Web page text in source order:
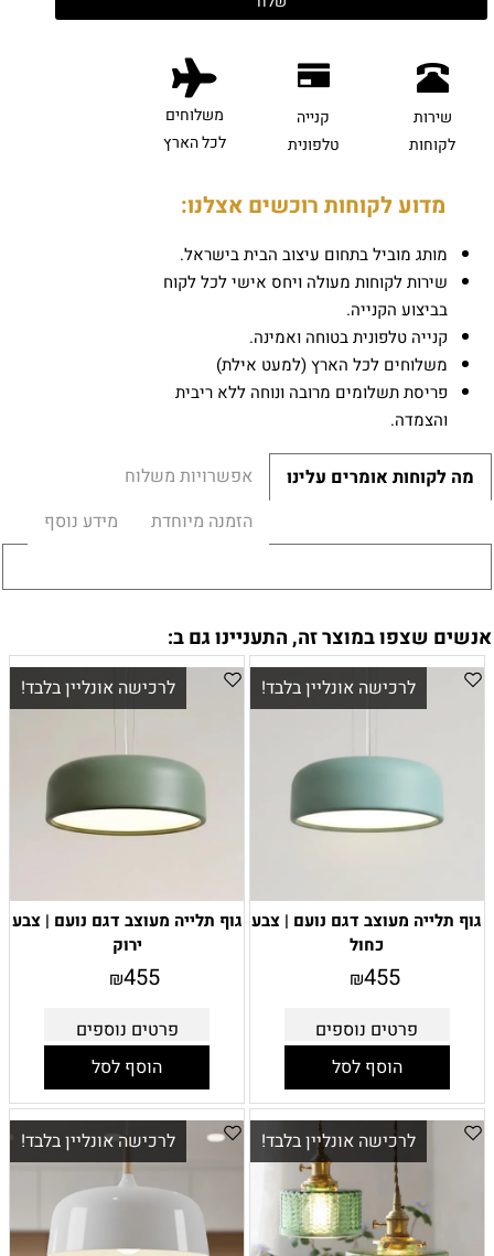
שירות
לקוחות
קנייה
טלפונית
משלוחים
לכל הארץ
מדוע לקוחות רוכשים אצלנו:
מותג מוביל בתחום עיצוב הבית בישראל.
שירות לקוחות מעולה ויחס אישי לכל לקוח
בביצוע הקנייה.
קנייה טלפונית בטוחה ואמינה.
משלוחים לכל הארץ (למעט אילת)
פריסת תשלומים מרובה ונוחה ללא ריבית
והצמדה.
מה לקוחות אומרים עלינו
אפשרויות משלוח
הזמנה מיוחדת
מידע נוסף
אנשים שצפו במוצר זה, התעניינו גם ב:
לרכישה אונליין בלבד!
גוף תלייה מעוצב דגם נועם | צבע
כחול
₪455
פרטים נוספים
הוסף לסל
לרכישה אונליין בלבד!
גוף תלייה מעוצב דגם נועם | צבע
ירוק
₪455
פרטים נוספים
הוסף לסל
לרכישה אונליין בלבד! לרכישה אונליין בלבד!